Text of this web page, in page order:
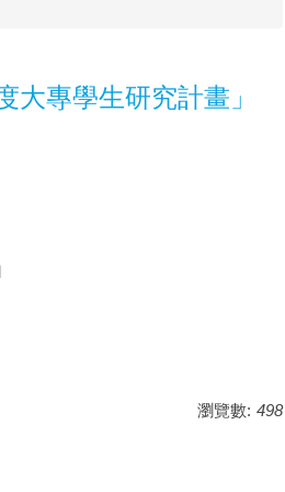
專學生研究計畫」
瀏覽數: 498